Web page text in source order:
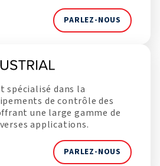
PARLEZ-NOUS
spécialisé dans la
de contrôle des
une large gamme de
applications.
PARLEZ-NOUS